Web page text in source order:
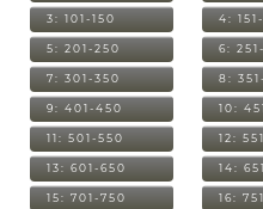
3: 101-150 4:
5: 201-250 6:
7: 301-350 8:
9: 401-450 10:
11: 501-550 12:
13: 601-650 14:
15: 701-750 16: